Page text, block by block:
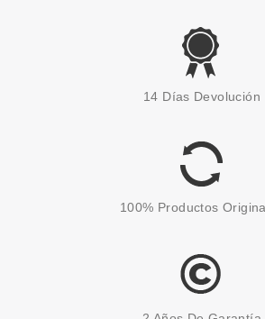
14 Días Devolución
100% Productos